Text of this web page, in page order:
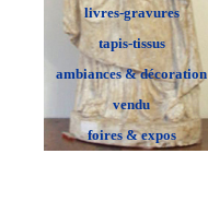
livres-gravures
tapis-tissus
ambiances & décoration
vendu
foires & expos